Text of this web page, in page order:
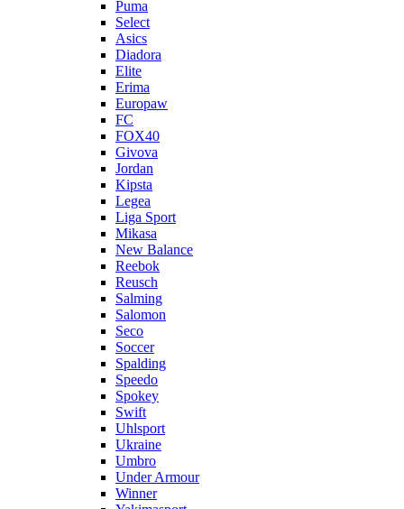
Puma
Select
Asics
Diadora
Elite
Erima
Europaw
FC
FOX40
Givova
Jordan
Kipsta
Legea
Liga Sport
Mikasa
New Balance
Reebok
Reusch
Salming
Salomon
Seco
Soccer
Spalding
Speedo
Spokey
Swift
Uhlsport
Ukraine
Umbro
Under Armour
Winner